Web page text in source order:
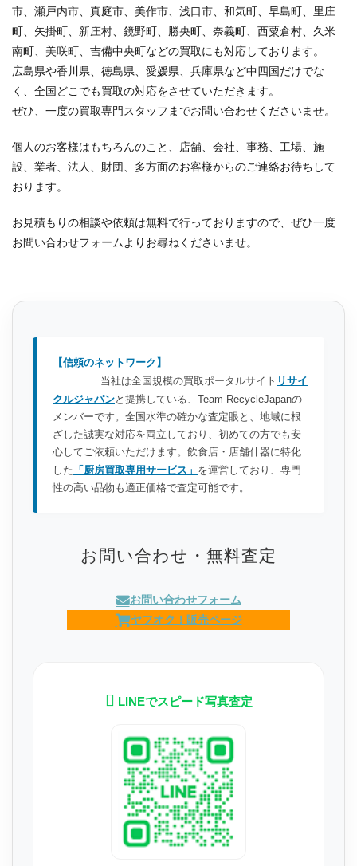
市、瀬戸内市、真庭市、美作市、浅口市、和気町、早島町、里庄
町、矢掛町、新庄村、鏡野町、勝央町、奈義町、西粟倉村、久米
南町、美咲町、吉備中央町などの買取にも対応しております。
広島県や香川県、徳島県、愛媛県、兵庫県など中四国だけでな
く、全国どこでも買取の対応をさせていただきます。
ぜひ、一度の買取専門スタッフまでお問い合わせくださいませ。
個人のお客様はもちろんのこと、店舗、会社、事務、工場、施
設、業者、法人、財団、多方面のお客様からのご連絡お待ちして
おります。
お見積もりの相談や依頼は無料で行っておりますので、ぜひ一度
お問い合わせフォームよりお尋ねくださいませ。
【信頼のネットワーク】
当社は全国規模の買取ポータルサイト リサイ
クルジャパンと提携している、Team RecycleJapanの
メンバーです。全国水準の確かな査定眼と、地域に根
ざした誠実な対応を両立しており、初めての方でも安
心してご依頼いただけます。飲食店・店舗什器に特化
した 「厨房買取専用サービス」 を運営しており、専門
性の高い品物も適正価格で査定可能です。
お問い合わせ・無料査定
お問い合わせフォーム
ヤフオク！販売ページ
LINEでスピード写真査定